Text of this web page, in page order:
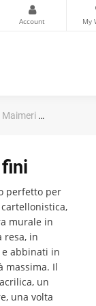
Maimeri
perfetto per
murale in
resa, in
abbinati in
massima. Il
un
una volta